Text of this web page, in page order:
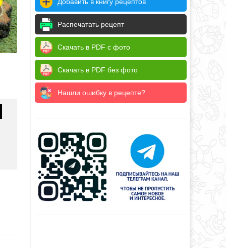
Распечатать рецепт
Скачать в PDF с фото
Скачать в PDF без фото
Нашли ошибку в рецепте?